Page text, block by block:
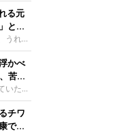
楽ち
ら数
）＠
の神楽
。飼
”で寝
。遊
遊び
紹介
取材
真
撮影
んは家
。た
り始
る元
と感
うれし
るよう
しま
次郎
そうな
月撮
X（旧
の愛
かべ
苦手
いた元
苦手
に寄
、ケ
チワ
で穏